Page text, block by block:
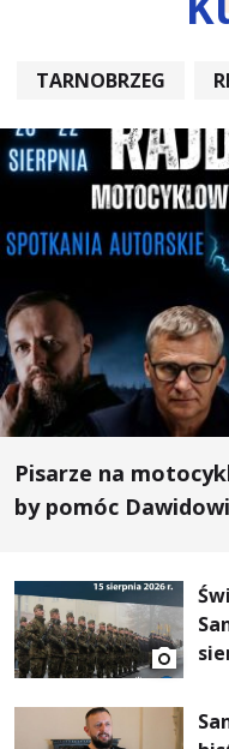
TARNOBRZEG
Pisarze na
by pomóc